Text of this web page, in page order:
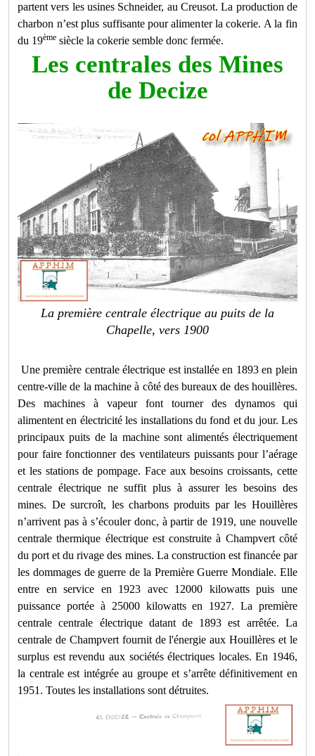
partent vers les usines Schneider, au Creusot. La production de
charbon n’est plus suffisante pour alimenter la cokerie. A la fin
du 19ème siècle la cokerie semble donc fermée.
Les centrales des Mines
de Decize
La première centrale électrique au puits de la
Chapelle, vers 1900
Une première centrale électrique est installée en 1893 en plein
centre-ville de la machine à côté des bureaux de des houillères.
Des machines à vapeur font tourner des dynamos qui
alimentent en électricité les installations du fond et du jour. Les
principaux puits de la machine sont alimentés électriquement
pour faire fonctionner des ventilateurs puissants pour l’aérage
et les stations de pompage. Face aux besoins croissants, cette
centrale électrique ne suffit plus à assurer les besoins des
mines. De surcroît, les charbons produits par les Houillères
n’arrivent pas à s’écouler donc, à partir de 1919, une nouvelle
centrale thermique électrique est construite à Champvert côté
du port et du rivage des mines. La construction est financée par
les dommages de guerre de la Première Guerre Mondiale. Elle
entre en service en 1923 avec 12000 kilowatts puis une
puissance portée à 25000 kilowatts en 1927. La première
centrale centrale électrique datant de 1893 est arrêtée. La
centrale de Champvert fournit de l'énergie aux Houillères et le
surplus est revendu aux sociétés électriques locales. En 1946,
la centrale est intégrée au groupe et s’arrête définitivement en
1951. Toutes les installations sont détruites.